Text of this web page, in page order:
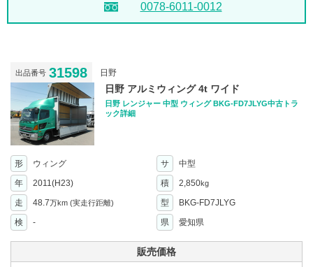
0078-6011-0012
出品番号 31598 日野
日野 アルミウィング 4t ワイド
日野 レンジャー 中型 ウィング BKG-FD7JLYG中古トラ
ック詳細
形 ウィング サ
中型
年
2011(H23) 積 2,850kg
走 48.7万km (実走行距離) 型
BKG-FD7JLYG
検
- 県 愛知県
販売価格